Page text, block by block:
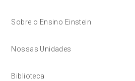
Sobre o Ensino Einstein
Nossas Unidades
Biblioteca